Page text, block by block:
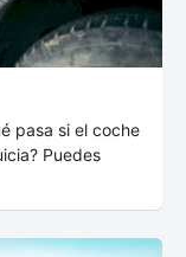
pasa si el coche
Puedes